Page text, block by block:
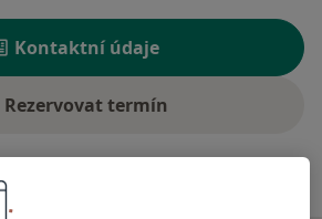
Kontaktní údaje
Rezervovat termín
Adresy